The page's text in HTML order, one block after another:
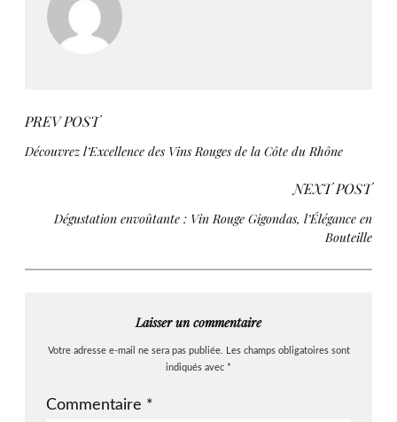
PREV POST
Découvrez l’Excellence des Vins Rouges de la Côte du Rhône
NEXT POST
Dégustation envoûtante : Vin Rouge Gigondas, l’Élégance en
Bouteille
Laisser un commentaire
Votre adresse e-mail ne sera pas publiée.
Les champs obligatoires sont
indiqués avec *
Commentaire *